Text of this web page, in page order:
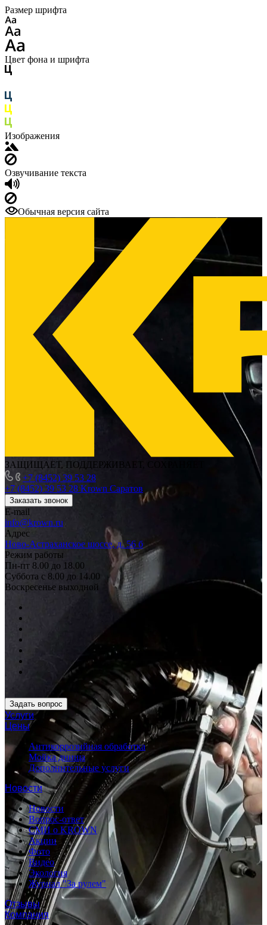
Размер шрифта
Цвет фона и шрифта
Изображения
Озвучивание текста
Обычная версия сайта
ЗАЩИЩАЕТ, ПОДДЕРЖИВАЕТ, СОХРАНЯЕТ
+7 (8452) 39 53 28
+7 (8452) 39 53 28 Krown Саратов
Заказать звонок
E-mail
info@krown.ru
Адрес
Ново-Астраханское шоссе, д. 56 б
Режим работы
Пн-пт 8.00 до 18.00
Суббота с 8.00 до 14.00
Воскресенье выходной
Задать вопрос
Услуги
Цены
Антикоррозийная обработка
Мойка днища
Дополнительные услуги
Новости
Новости
Вопрос-ответ
СМИ о KROWN
Акции
Фото
Видео
Экология
Журнал "За рулем"
Отзывы
Компания